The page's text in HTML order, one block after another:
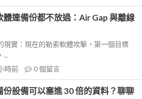
連備份都不放過：Air Gap 與離線
現實：現在的勒索軟體攻擊，第一個目標
...
時前 0個留言
設備可以塞進 30 倍的資料？聊聊